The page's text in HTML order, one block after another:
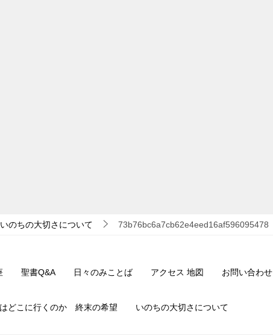
いのちの大切さについて 73b76bc6a7cb62e4eed16af596095478
聖書Q&A 日々のみことば アクセス 地図 お問い合わせ
どこに行くのか 終末の希望 いのちの大切さについて